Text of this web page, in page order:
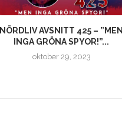
NÖRDLIV AVSNITT 425 – ”MEN
INGA GRÖNA SPYOR!”...
oktober 29, 2023